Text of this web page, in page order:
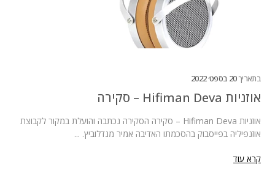
בתאריך20 בספט׳ 2022
אוזניות Hifiman Deva – סקירה
אוזניות Hifiman Deva – סקירה הסקירה נכתבה והועלת במקור לקבוצת
אוזנפיליה בפייסבוק בהסכמתו האדיבה אמיר מנדלוביץ. ...
קרא עוד